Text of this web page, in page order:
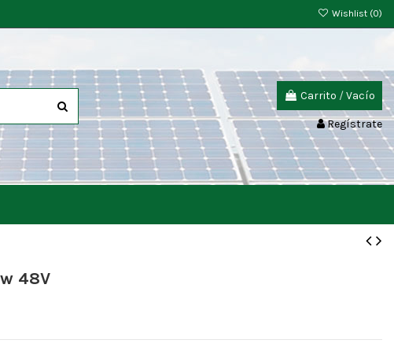
Wishlist (0)
Carrito /Vacío
Regístrate
48V